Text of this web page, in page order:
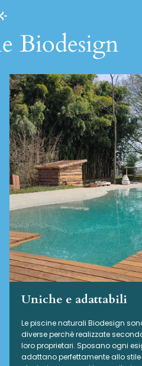
Biodesign
Uniche e adattabili
Le piscine naturali Biodesign
diverse perchè realizzate
loro proprietari. Sposano ogni
adattano perfettamente allo